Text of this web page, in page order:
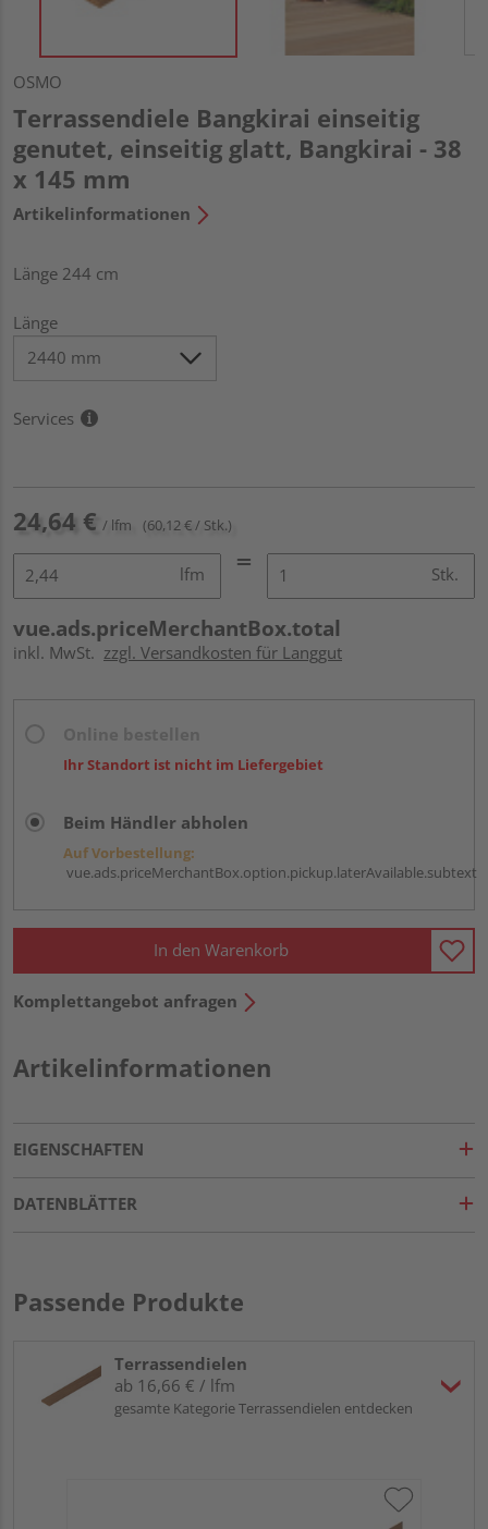
OSMO
Terrassendiele Bangkirai einseitig
genutet, einseitig glatt, Bangkirai - 38
x 145 mm
Artikelinformationen
Länge 244 cm
Länge
Services
24,64 € / lfm (60,12 € / Stk.)
lfm Stk.
vue.ads.priceMerchantBox.total
inkl. MwSt. zzgl. Versandkosten für Langgut
Ihr Standort ist nicht im Liefergebiet
Beim Händler abholen
Auf Vorbestellung:
vue.ads.priceMerchantBox.option.pickup.laterAvailable.subtext
In den Warenkorb
Komplettangebot anfragen
Artikelinformationen
EIGENSCHAFTEN
DATENBLÄTTER
Passende Produkte
Terrassendielen
ab 16,66 € / lfm
gesamte Kategorie Terrassendielen entdecken